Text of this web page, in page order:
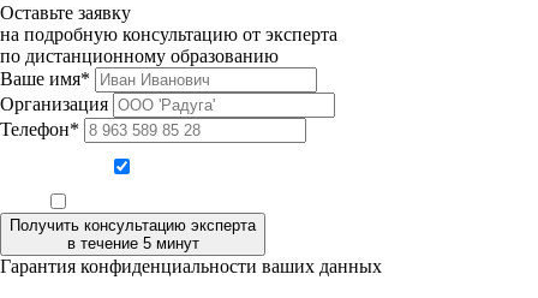
Оставьте заявку
на подробную консультацию от эксперта
по дистанционному образованию
Ваше имя*
Организация
Телефон*
Получить консультацию эксперта
в течение 5 минут
Гарантия конфиденциальности ваших данных